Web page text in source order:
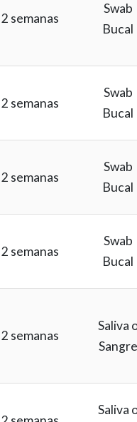
2 semanas
Swab
Bucal
2 semanas
Swab
Bucal
2 semanas
Swab
Bucal
2 semanas
Swab
Bucal
2 semanas
Saliva
Sangre
Saliva